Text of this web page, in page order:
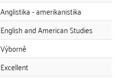
Anglistika - amerikanistika
English and American Studies
Výborně
Excellent